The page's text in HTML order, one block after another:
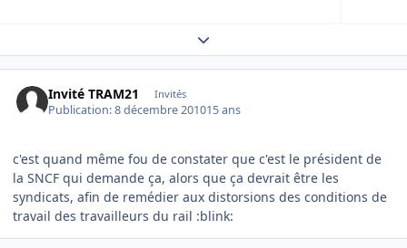
Expand topic overview
Invité TRAM21 Invités
Publication:8 décembre 201015 ans
c'est quand même fou de constater que c'est le président de
la SNCF qui demande ça, alors que ça devrait être les
syndicats, afin de remédier aux distorsions des conditions de
travail des travailleurs du rail :blink: